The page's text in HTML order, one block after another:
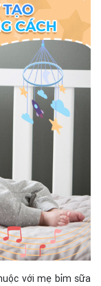
với mẹ bỉm sữa